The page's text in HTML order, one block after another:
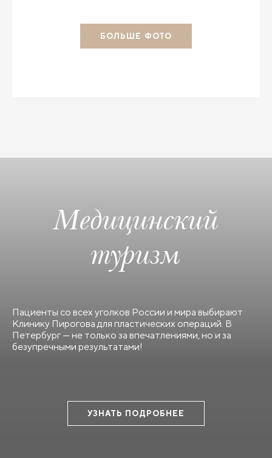
БОЛЬШЕ ФОТО
Медицинский
туризм
Пациенты со всех уголков России и мира выбирают
Клинику Пирогова для пластических операций. В
Петербург — не только за впечатлениями, но и за
безупречными результатами!
УЗНАТЬ ПОДРОБНЕЕ